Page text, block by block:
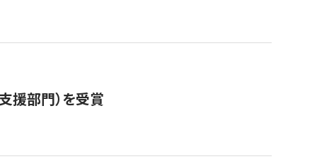
援部門）を受賞